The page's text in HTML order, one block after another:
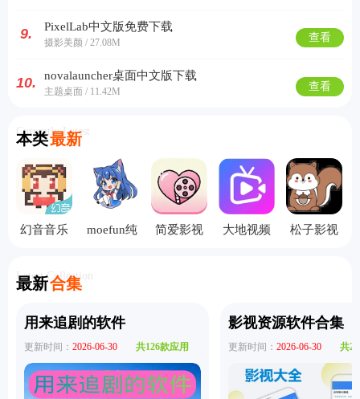
9. PixelLab中文版免费下载
摄影美颜 / 27.08M 查看
10. novalauncher桌面中文版下载
主题桌面 / 11.42M 查看
本类最新
Currently Latest
幻音音乐
moefun纯
简爱影视
大地视频
松子影视
最新合集
Latest Collection
用来追剧的软件
更新时间： 2026-06-30 共126款应用
影视资源软件合集
更新时间： 2026-06-30 共